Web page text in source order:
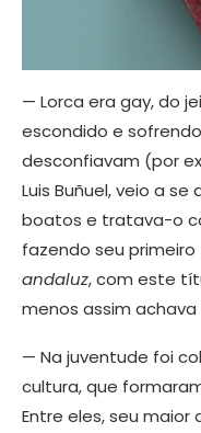
— Lorca era gay, do
escondido e
desconfiavam (por
Luis Buñuel, veio a
boatos e tratava-o
fazendo seu
andaluz, com este
menos assim
— Na juventude foi
cultura, que
Entre eles, seu maior